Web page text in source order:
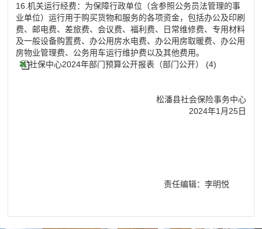
16.机关运行经费：为保障行政单位（含参照公务员法管理的事
业单位）运行用于购买货物和服务的各项资金，包括办公及印刷
费、邮电费、差旅费、会议费、福利费、日常维修费、专用材料
及一般设备购置费、办公用房水电费、办公用房取暖费、办公用
房物业管理费、公务用车运行维护费以及其他费用。
社保中心2024年部门预算公开报表（部门公开） (4)
松潘县社会保险事务中心
2024年1月25日
责任编辑：李明悦